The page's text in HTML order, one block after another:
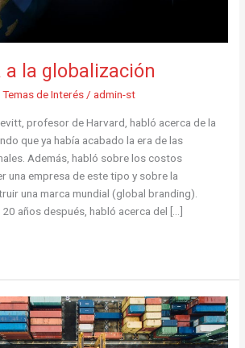
a la globalización
Temas de Interés/admin-st
profesor de Harvard, habló acerca de la
que ya había acabado la era de las
Además, habló sobre los costos
una empresa de este tipo y sobre la
una marca mundial (global branding).
años después, habló acerca del […]